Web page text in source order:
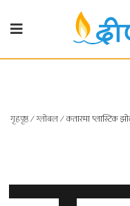
गृहपृष्ठ
प्रदेश
१
गृहपृष्ठ∕ग्लोबल∕कतारमा प्लास्टिक